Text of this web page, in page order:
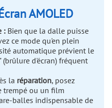
AMOLED
:Bien que la dalle puisse
ce mode qu'en plein
automatique prévient le
d'écran) fréquent
la réparation, posez
trempé ou un film
balles indispensable de